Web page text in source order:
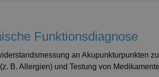
Funktionsdiagnose
an Akupunkturpunkten
B. Allergien) und Testung von